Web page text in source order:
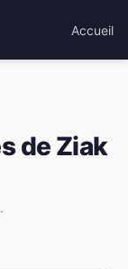
Accueil
de Ziak
·